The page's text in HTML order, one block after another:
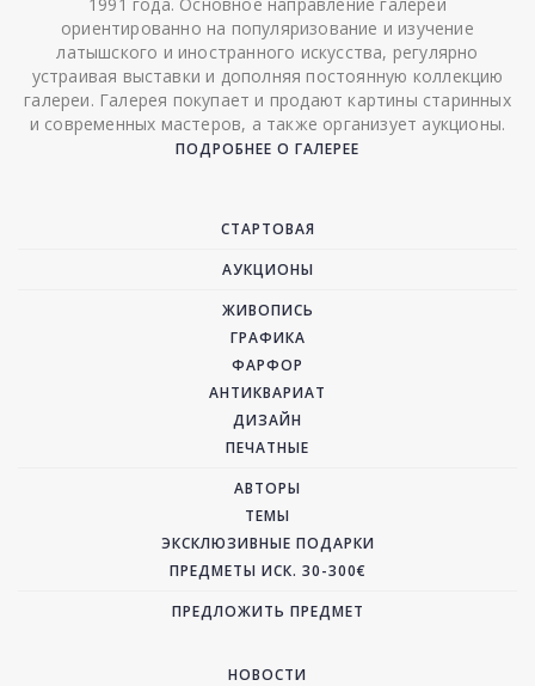
ориентированно на популяризование и изучение
латышского и иностранного искусства, регулярно
устраивая выставки и дополняя постоянную коллекцию
галереи. Галерея покупает и продают картины старинных
и современных мастеров, а также организует аукционы.
ПОДРОБНЕЕ О ГАЛЕРЕЕ
СТАРТОВАЯ
АУКЦИОНЫ
ЖИВОПИСЬ
ГРАФИКА
ФАРФОР
АНТИКВАРИАТ
ДИЗАЙН
ПЕЧАТНЫЕ
АВТОРЫ
ТЕМЫ
ЭКСКЛЮЗИВНЫЕ ПОДАРКИ
ПРЕДМЕТЫ ИСК. 30-300€
ПРЕДЛОЖИТЬ ПРЕДМЕТ
НОВОСТИ